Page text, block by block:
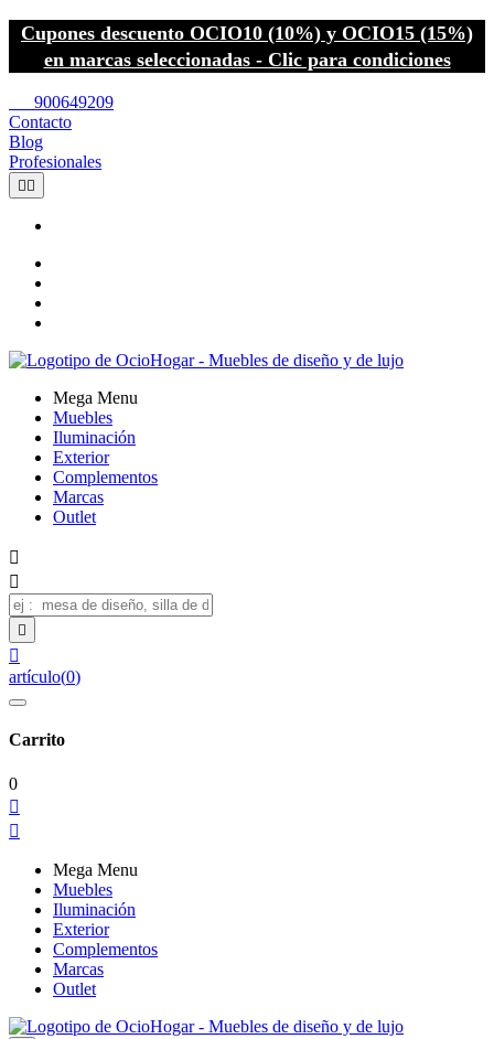
Cupones descuento OCIO10 (10%) y OCIO15 (15%)
en marcas seleccionadas - Clic para condiciones
900649209
Contacto
Blog
Profesionales
 
Mega Menu
Muebles
Iluminación
Exterior
Complementos
Marcas
Outlet




artículo(0)
Carrito
0


Mega Menu
Muebles
Iluminación
Exterior
Complementos
Marcas
Outlet